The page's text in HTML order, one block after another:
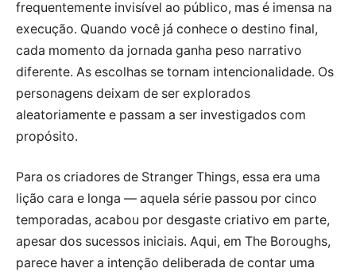
frequentemente invisível ao público, mas é imensa na
execução. Quando você já conhece o destino final,
cada momento da jornada ganha peso narrativo
diferente. As escolhas se tornam intencionalidade. Os
personagens deixam de ser explorados
aleatoriamente e passam a ser investigados com
propósito.
Para os criadores de Stranger Things, essa era uma
lição cara e longa — aquela série passou por cinco
temporadas, acabou por desgaste criativo em parte,
apesar dos sucessos iniciais. Aqui, em The Boroughs,
parece haver a intenção deliberada de contar uma